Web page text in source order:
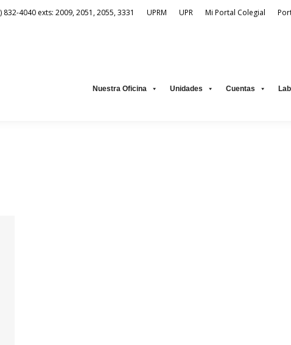
832-4040 exts: 2009, 2051, 2055, 3331 UPRM UPR Mi Portal Colegial
Nuestra Oficina Unidades Cuentas